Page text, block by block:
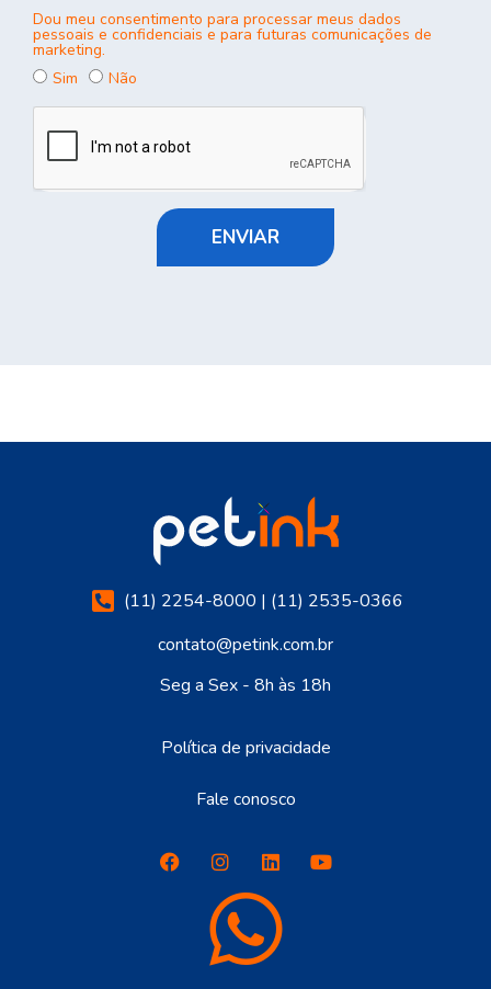
Dou meu consentimento para processar meus dados
pessoais e confidenciais e para futuras comunicações de
marketing.
Sim
Não
ENVIAR
(11) 2254-8000 | (11) 2535-0366
contato@petink.com.br
Seg a Sex - 8h às 18h
Política de privacidade
Fale conosco